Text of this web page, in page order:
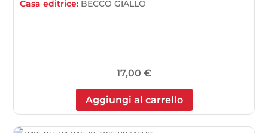
Casa editrice: BECCO GIALLO
17,00 €
Aggiungi al carrello